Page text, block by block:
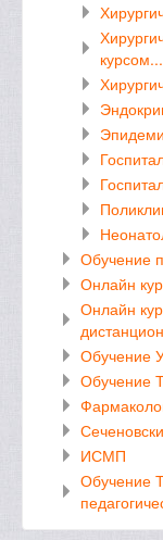
курсом...
Обучение
Онлайн
Онлайн
Обучение
Обучение
ИСМП
Обучение